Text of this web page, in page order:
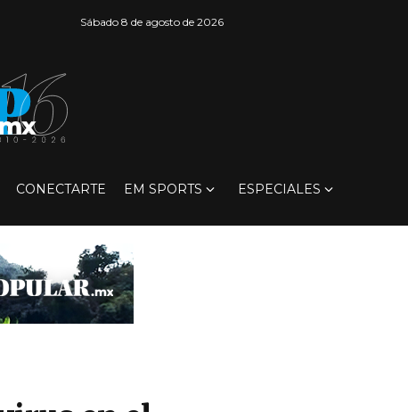
Sábado 8 de agosto de 2026
CONECTARTE EM SPORTS ESPECIALES